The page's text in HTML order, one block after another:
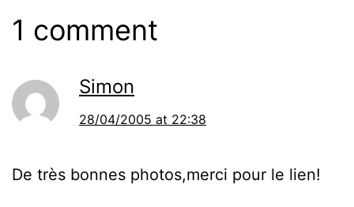
1 comment
Simon
28/04/2005 at 22:38
De très bonnes photos,merci pour le lien!